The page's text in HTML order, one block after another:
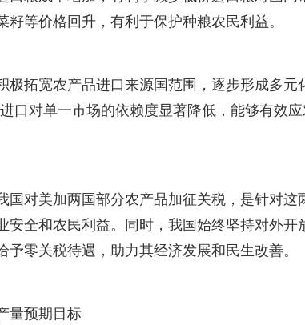
籽等价格回升，有利于保护种粮农民利益。
极拓宽农产品进口来源国范围，逐步形成多
口对单一市场的依赖度显著降低，能够有效
国对美加两国部分农产品加征关税，是针对
安全和农民利益。同时，我国始终坚持对外
予零关税待遇，助力其经济发展和民生改善。
量预期目标